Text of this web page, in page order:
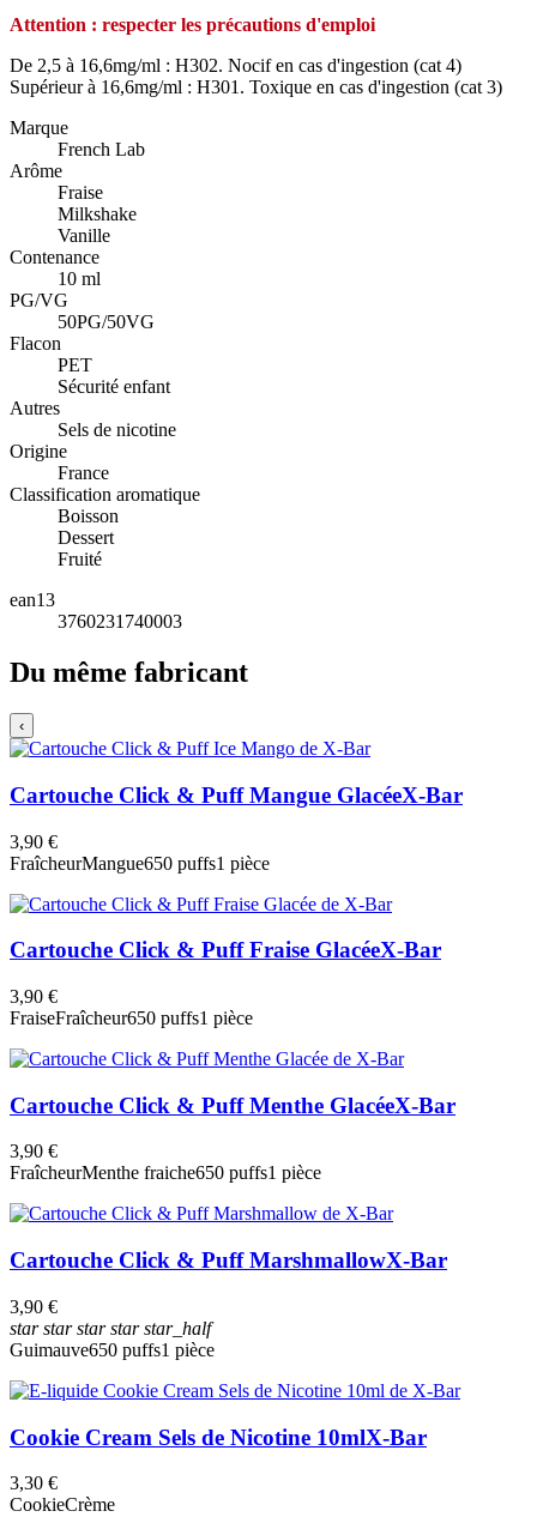
Attention : respecter les précautions d'emploi
De 2,5 à 16,6mg/ml : H302. Nocif en cas d'ingestion (cat 4)
Supérieur à 16,6mg/ml : H301. Toxique en cas d'ingestion (cat 3)
Marque
French Lab
Arôme
Fraise
Milkshake
Vanille
Contenance
10 ml
PG/VG
50PG/50VG
Flacon
PET
Sécurité enfant
Autres
Sels de nicotine
Origine
France
Classification aromatique
Boisson
Dessert
Fruité
ean13
3760231740003
Du même fabricant
‹
Cartouche Click & Puff Mangue GlacéeX-Bar
3,90 €
FraîcheurMangue650 puffs1 pièce
Cartouche Click & Puff Fraise GlacéeX-Bar
3,90 €
FraiseFraîcheur650 puffs1 pièce
Cartouche Click & Puff Menthe GlacéeX-Bar
3,90 €
FraîcheurMenthe fraiche650 puffs1 pièce
Cartouche Click & Puff MarshmallowX-Bar
3,90 €
starstarstarstarstar_half
Guimauve650 puffs1 pièce
Cookie Cream Sels de Nicotine 10mlX-Bar
3,30 €
CookieCrème